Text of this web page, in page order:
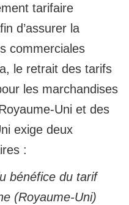
tarifaire
d’assurer la
commerciales
le retrait des tarifs
les marchandises
Uni et des
exige deux
:
bénéfice du tarif
(Royaume-Uni)